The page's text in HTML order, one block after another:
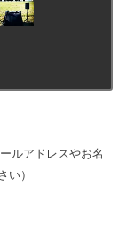
ルアドレスやお名
い）